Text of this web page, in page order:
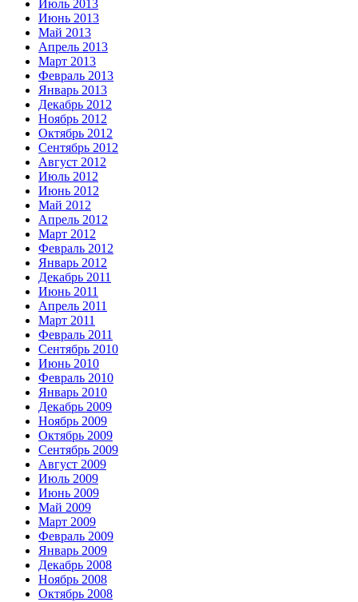
Июль 2013
Июнь 2013
Май 2013
Апрель 2013
Март 2013
Февраль 2013
Январь 2013
Декабрь 2012
Ноябрь 2012
Октябрь 2012
Сентябрь 2012
Август 2012
Июль 2012
Июнь 2012
Май 2012
Апрель 2012
Март 2012
Февраль 2012
Январь 2012
Декабрь 2011
Июнь 2011
Апрель 2011
Март 2011
Февраль 2011
Сентябрь 2010
Июнь 2010
Февраль 2010
Январь 2010
Декабрь 2009
Ноябрь 2009
Октябрь 2009
Сентябрь 2009
Август 2009
Июль 2009
Июнь 2009
Май 2009
Март 2009
Февраль 2009
Январь 2009
Декабрь 2008
Ноябрь 2008
Октябрь 2008